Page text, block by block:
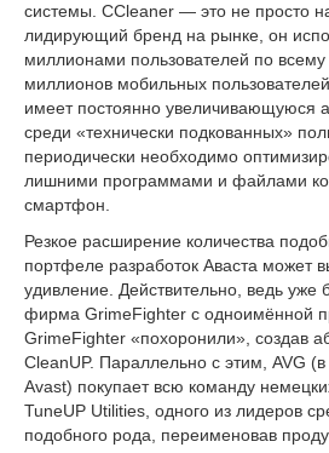
системы. CCleaner — это не просто
лидирующий бренд на рынке, он
миллионами пользователей по
миллионов мобильных
имеет постоянно увеличивающуюся
среди «технически подкованных»
периодически необходимо
лишними программами и файлами
смартфон.
Резкое расширение количества
портфеле разработок Аваста может
удивление. Действительно, ведь уже
фирма GrimeFighter c одноимённой
GrimeFighter «похоронили», создав
CleanUP. Параллельно с этим, AVG
Avast) покупает всю команду
TuneUP Utilities, одного из лидеров
подобного рода, переименовав